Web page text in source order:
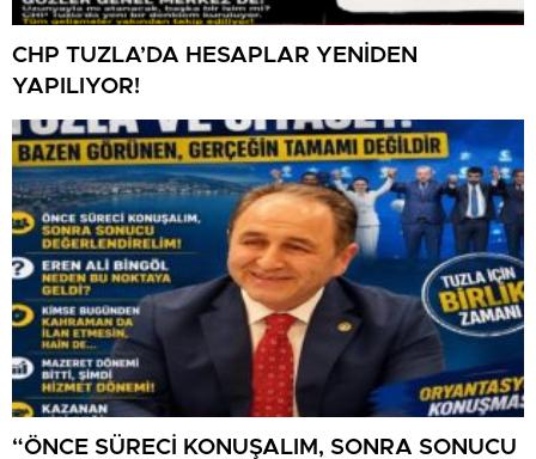
CHP TUZLA’DA HESAPLAR YENİDEN
YAPILIYOR!
“ÖNCE SÜRECİ KONUŞALIM, SONRA SONUCU